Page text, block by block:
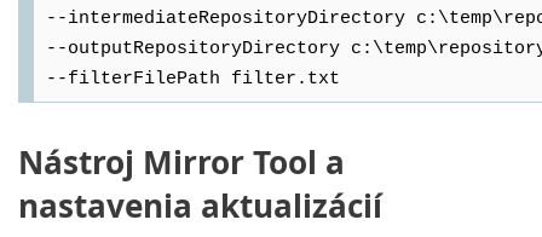
--intermediateRepositoryDirectory
--outputRepositoryDirectory
--filterFilePath filter.txt
Nástroj Mirror Tool a
nastavenia aktualizácií